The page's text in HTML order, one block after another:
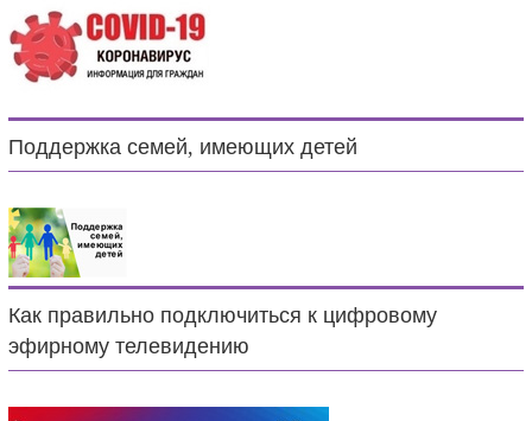
Поддержка семей, имеющих детей
Как правильно подключиться к цифровому
эфирному телевидению